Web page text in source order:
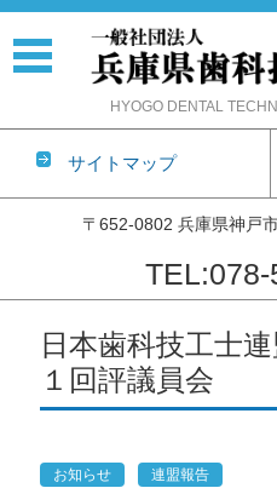
HYOGO DENTAL
サイトマップ
〒652-0802 兵庫県神戸
コンテンツに移動
日本歯科技工
１回評議員会
お知らせ 連盟報告